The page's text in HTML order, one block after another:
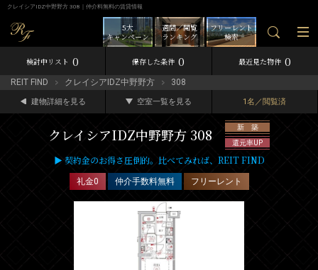
クレイシアIDZ中野野方 308｜仲介料無料の賃貸情報
フリーレント
検索
週間／閲覧
ランキング
5大
キャンペーン
検討中リスト 0 保存した条件 0 最近見た物件 0
REIT FIND クレイシアIDZ中野野方 308
建物詳細を見る 空室一覧を見る 1名／閲覧済
クレイシアIDZ中野野方 308
新 築
還元率UP
▶ 契約金のお得さ圧倒的。比べてみれば、REIT FIND
礼金0 仲介手数料無料 フリーレント